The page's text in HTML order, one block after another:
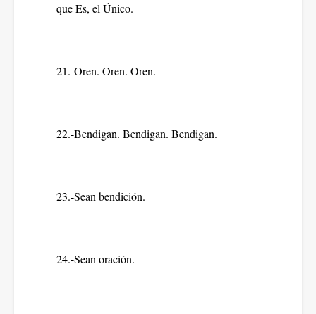
que Es, el Único.
21.-Oren. Oren. Oren.
22.-Bendigan. Bendigan. Bendigan.
23.-Sean bendición.
24.-Sean oración.